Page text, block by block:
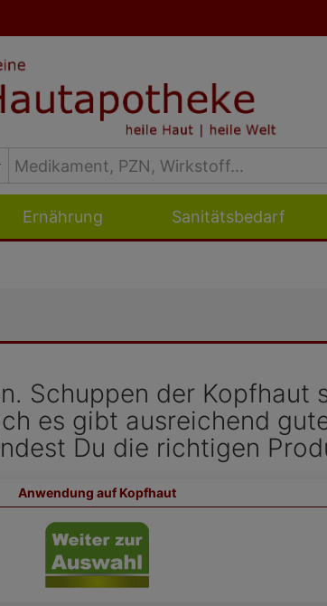
Ernährung Sanitätsbedarf
Schuppen der Kopfhaut
es gibt ausreichend
Du die richtigen
Anwendung auf Kopfhaut